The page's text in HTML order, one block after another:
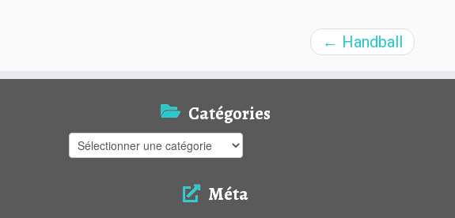
← Handball
Catégories
Catégories
Méta